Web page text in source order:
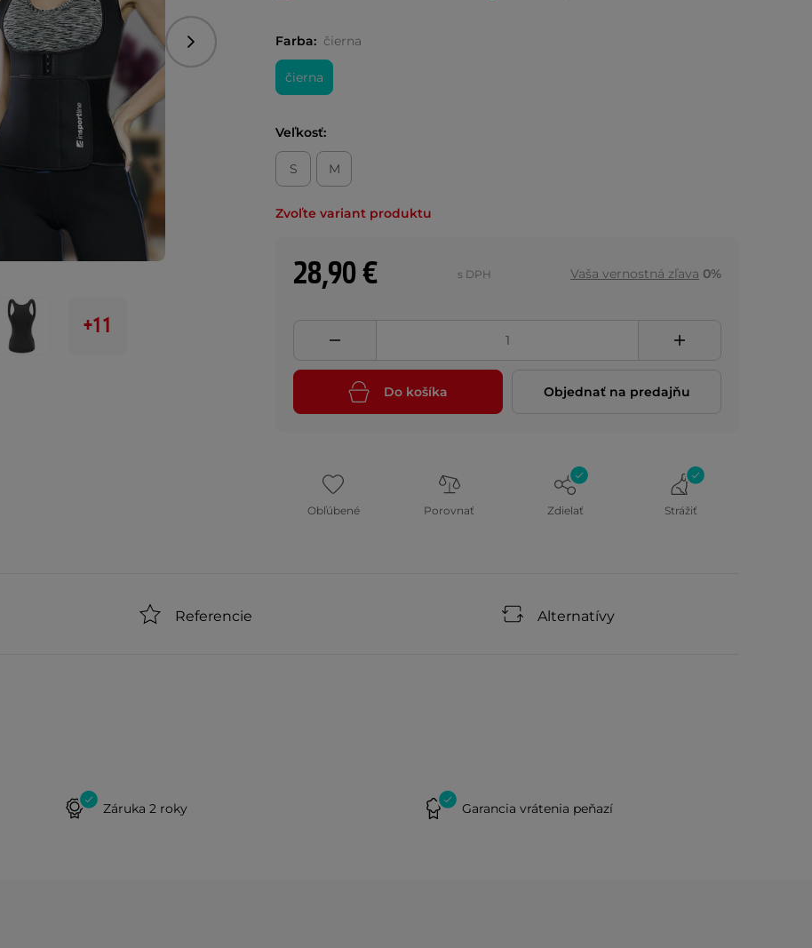
Nasledujúce
+11
Farba: čierna
čierna
Veľkosť:
S M
Zvoľte variant produktu
28,90 € s DPH Vaša vernostná zľava 0%
Do košíka Objednať na predajňu
Obľúbené Porovnať Zdielať Strážiť
Referencie Alternatívy
Záruka 2 roky Garancia vrátenia peňazí